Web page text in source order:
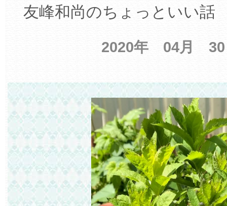
友峰和尚のちょっといい話
2020年 04月